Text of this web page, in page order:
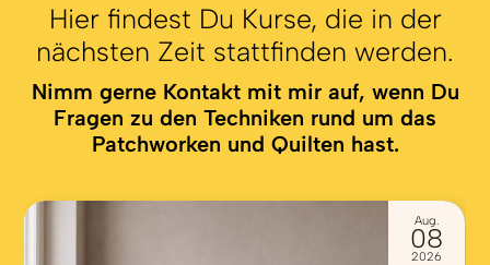
Hier findest Du Kurse, die in der
nächsten Zeit stattfinden werden.
Nimm gerne Kontakt mit mir auf, wenn Du
Fragen zu den Techniken rund um das
Patchworken und Quilten hast.
Aug.
08
2026